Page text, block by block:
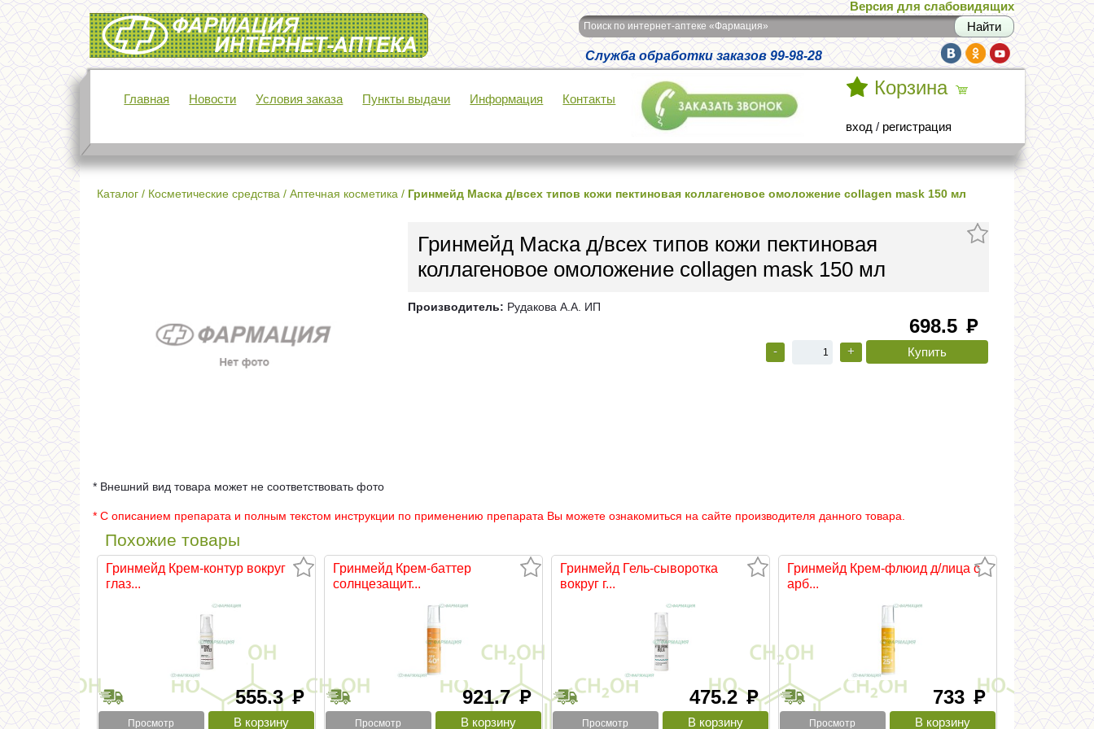
Интернет-аптека Фармация
Версия для слабовидящих
Поиск по интернет-аптеке «Фармация»
Служба обработки заказов 99-98-28
Главная Новости Условия заказа Пункты выдачи Информация Контакты
Корзина
вход / регистрация
Каталог / Косметические средства / Аптечная косметика / Гринмейд Маска д/всех типов кожи пектиновая коллагеновое омоложение collagen mask 150 мл
Гринмейд Маска д/всех типов кожи пектиновая
коллагеновое омоложение collagen mask 150 мл
Производитель: Рудакова А.А. ИП
698.5 руб
- +
* Внешний вид товара может не соответствовать фото
* С описанием препарата и полным текстом инструкции по применению препарата Вы можете ознакомиться на сайте производителя данного товара.
Похожие товары
Гринмейд Крем-контур вокруг
глаз...
555.3руб
Просмотр
Гринмейд Крем-баттер
солнцезащит...
921.7руб
Просмотр
Гринмейд Гель-сыворотка
вокруг г...
475.2руб
Просмотр
Гринмейд Крем-флюид д/лица с
арб...
733 руб
Просмотр